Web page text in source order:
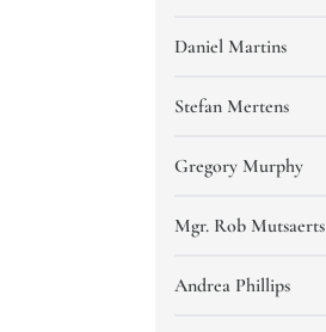
Daniel Martins
Stefan Mertens
Gregory Murphy
Mgr. Rob Mutsaerts
Andrea Phillips